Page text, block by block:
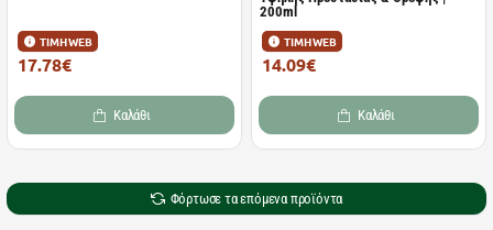
ΤΙΜΗ WEB
17.78€
Καλάθι
200ml
ΤΙΜΗ WEB
14.09€
Καλάθι
Φόρτωσε τα επόμενα προϊόντα